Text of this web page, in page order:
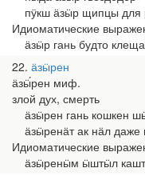
пӱкш ӓзӹр щипцы для
Идиоматические
ӓзӹр гань будто
22 ӓзӹрен
ӓзӹ́рен миф.
злой дух, смерть
ӓзӹрен гань кошкен
ӓзӹренӓт ак нӓл даже
Идиоматические
ӓзӹренӹм ӹштӹл